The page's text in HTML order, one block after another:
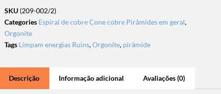
SKU (209-002/2)
Categories Espiral de cobre Cone cobre Pirâmides em geral,
Orgonite
Tags Limpam energias Ruins,Orgonite, pirâmide
Descrição Informação adicional Avaliações (0)